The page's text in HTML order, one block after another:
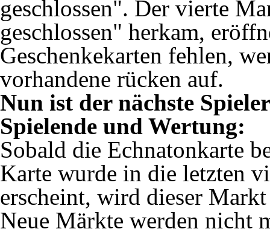
geschlossen". Der vierte
geschlossen" herkam,
Geschenkekarten fehlen,
vorhandene rücken auf.
Nun ist der nächste
Spielende und Wertung:
Sobald die Echnatonkarte
Karte wurde in die letzten
erscheint, wird dieser
Neue Märkte werden nicht